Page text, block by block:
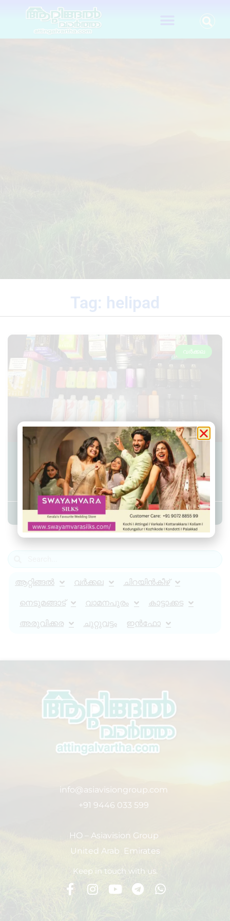
Tag: helipad
വർക്കല
വർക്കലയിൽ ഇ-സിഗരറ്റുകൾ
പിടികൂടി; കട ഉടമക്കെതിരെ കേസ്
Admin YS June 10, 2026 10:57 am
ആറ്റിങ്ങൽ വർക്കല ചിറയിൻകീഴ്
നെടുമങ്ങാട് വാമനപുരം കാട്ടാക്കട
അരുവിക്കര ചുറ്റുവട്ടം ഇൻഫോ
info@asiavisiongroup.com
+91 9446 033 599
HO – Asiavision Group
United Arab Emirates
Keep in touch with us.